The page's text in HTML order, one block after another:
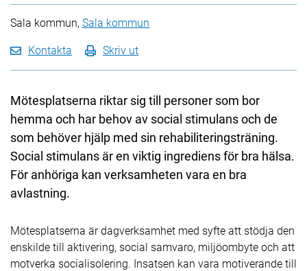
Sala kommun, Sala kommun
Kontakta Skriv ut
Mötesplatserna riktar sig till personer som bor
hemma och har behov av social stimulans och de
som behöver hjälp med sin rehabiliteringsträning.
Social stimulans är en viktig ingrediens för bra hälsa.
För anhöriga kan verksamheten vara en bra
avlastning.
Mötesplatserna är dagverksamhet med syfte att stödja den
enskilde till aktivering, social samvaro, miljöombyte och att
motverka socialisolering. Insatsen kan vara motiverande till